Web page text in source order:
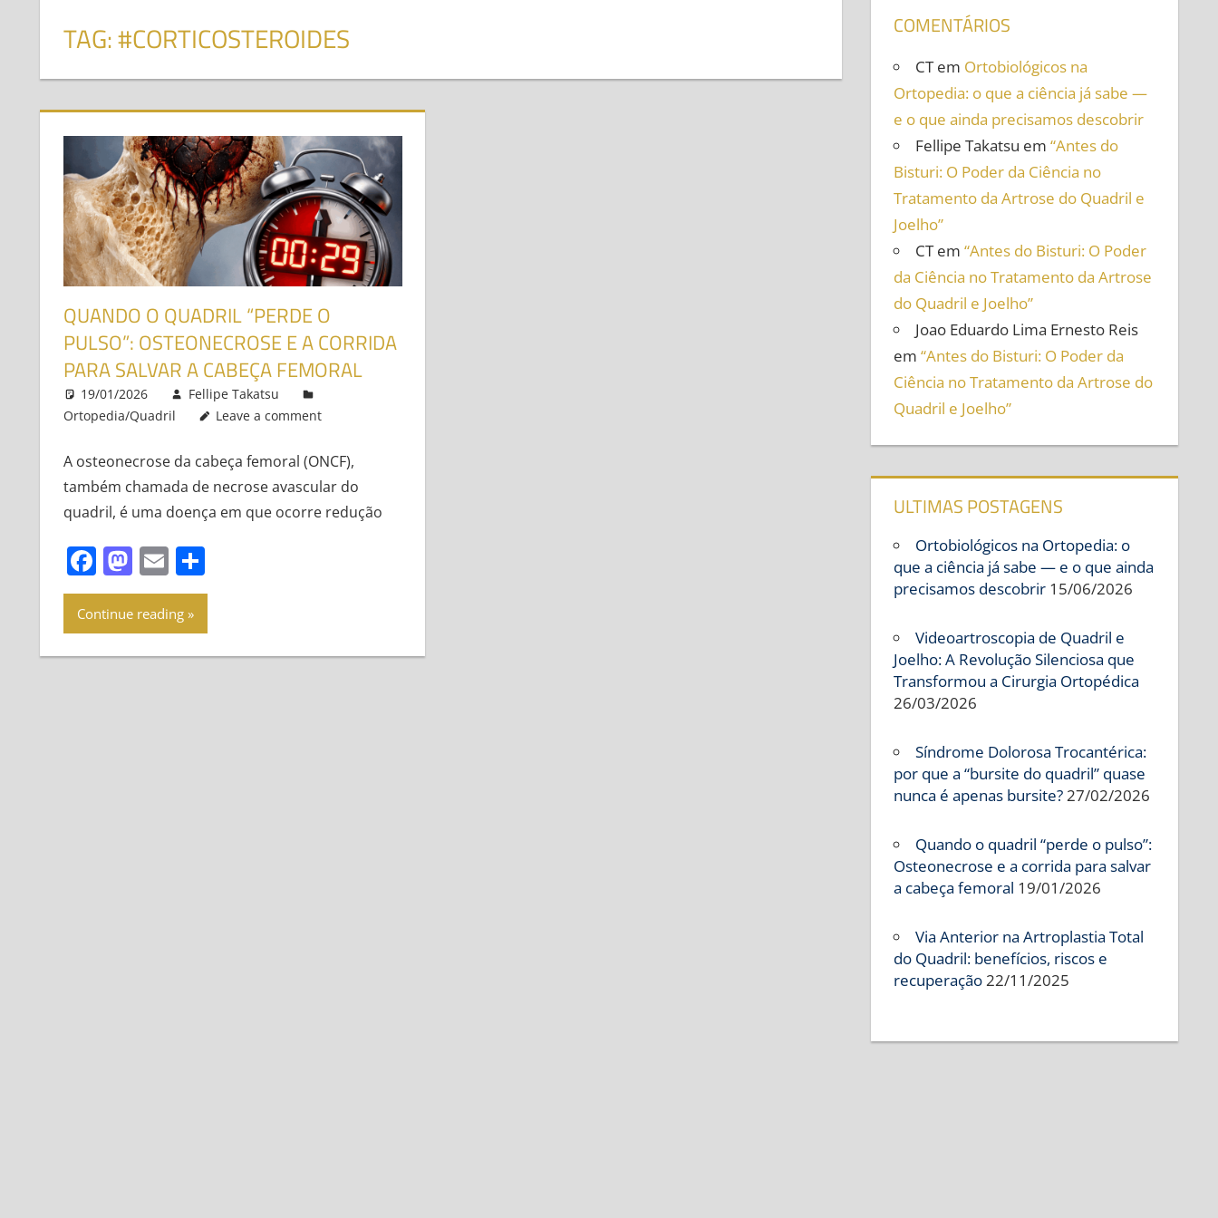
TAG:#CORTICOSTEROIDES
QUANDO O QUADRIL “PERDE O
PULSO”: OSTEONECROSE E A CORRIDA
PARA SALVAR A CABEÇA FEMORAL
19/01/2026
Fellipe Takatsu
Ortopedia/Quadril
Leave a comment
A osteonecrose da cabeça femoral (ONCF),
também chamada de necrose avascular do
quadril, é uma doença em que ocorre redução
Facebook
Mastodon
EmailShare
Continue reading
COMENTÁRIOS
CTem Ortobiológicos na
Ortopedia: o que a ciência já sabe —
e o que ainda precisamos descobrir
Fellipe Takatsu em“Antes do
Bisturi: O Poder da Ciência no
Tratamento da Artrose do Quadril e
Joelho”
CTem“Antes do Bisturi: O Poder
da Ciência no Tratamento da Artrose
do Quadril e Joelho”
Joao Eduardo Lima Ernesto Reis
em“Antes do Bisturi: O Poder da
Ciência no Tratamento da Artrose do
Quadril e Joelho”
ULTIMAS POSTAGENS
Ortobiológicos na Ortopedia: o
que a ciência já sabe — e o que ainda
precisamos descobrir 15/06/2026
Videoartroscopia de Quadril e
Joelho: A Revolução Silenciosa que
Transformou a Cirurgia Ortopédica
26/03/2026
Síndrome Dolorosa Trocantérica:
por que a “bursite do quadril” quase
nunca é apenas bursite?27/02/2026
Quando o quadril “perde o pulso”:
Osteonecrose e a corrida para salvar
a cabeça femoral 19/01/2026
Via Anterior na Artroplastia Total
do Quadril: benefícios, riscos e
recuperação22/11/2025